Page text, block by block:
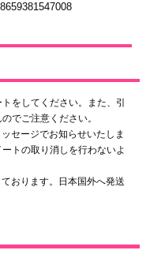
をしてください。また、引
でご注意ください。
セージでお知らせいたしま
トの取り消しを行わないよ
おります。日本国外へ発送